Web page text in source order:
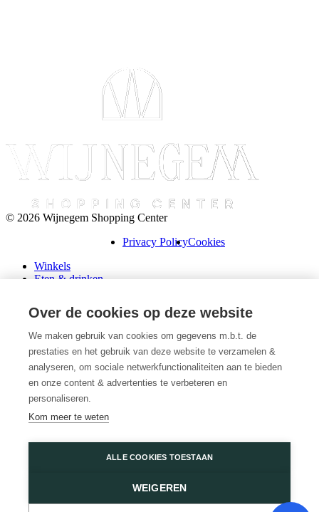
© 2026 Wijnegem Shopping Center
Privacy PolicyCookies
Winkels
Eten & drinken
Schenk een cadeaubon
Over ons
Wini’s
Plattegrond
Diensten
Promoties
Huur een winkel
Veelgestelde vragen
Wijnegem Shopping Center
Over de cookies op deze website
We maken gebruik van cookies om gegevens m.b.t. de
prestaties en het gebruik van deze website te verzamelen &
analyseren, om sociale netwerkfunctionaliteiten aan te bieden
en onze content & advertenties te verbeteren en
personaliseren.
Kom meer te weten
ALLE COOKIES TOESTAAN
WEIGEREN